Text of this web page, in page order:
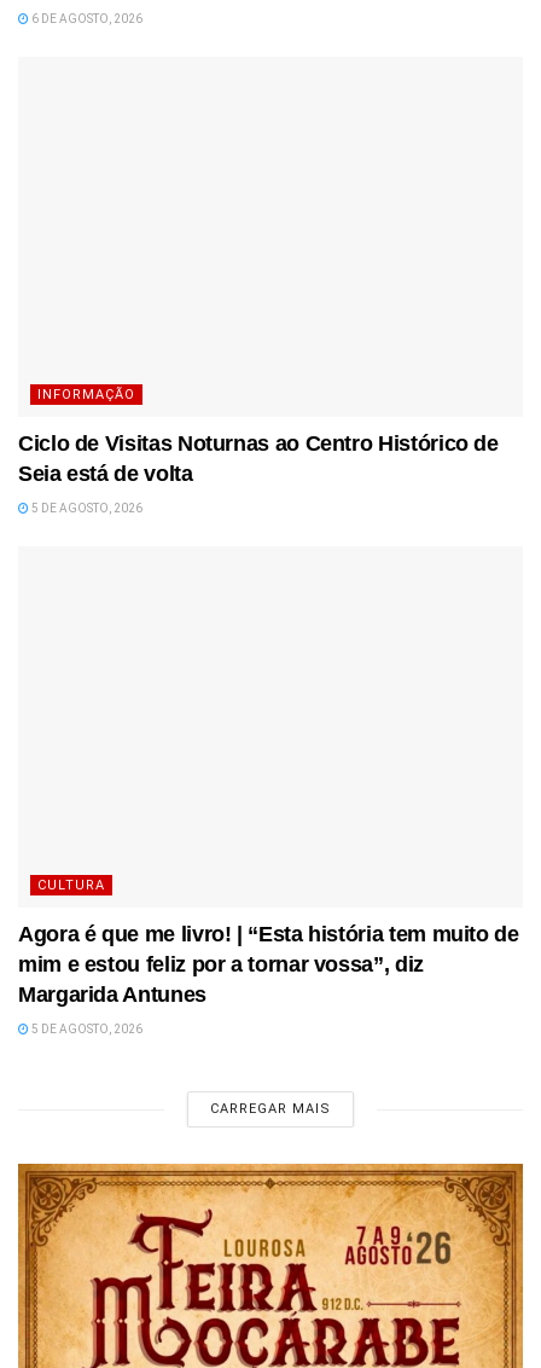
6 DE AGOSTO, 2026
INFORMAÇÃO
Ciclo de Visitas Noturnas ao Centro Histórico de
Seia está de volta
5 DE AGOSTO, 2026
CULTURA
Agora é que me livro! | “Esta história tem muito de
mim e estou feliz por a tornar vossa”, diz
Margarida Antunes
5 DE AGOSTO, 2026
CARREGAR MAIS